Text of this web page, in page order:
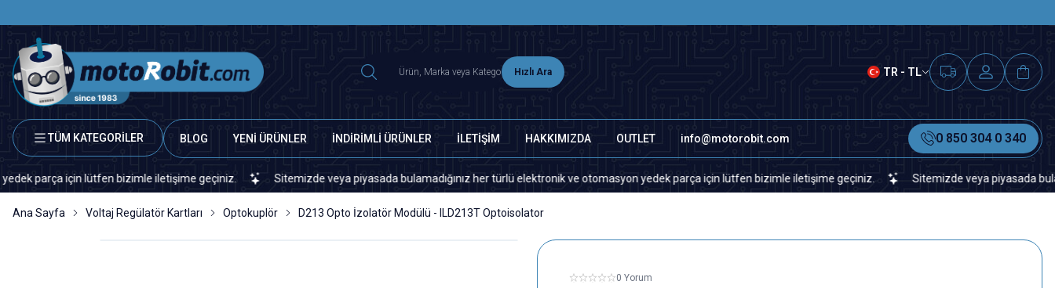
Hızlı Ara TR - TL
TÜM KATEGORİLER BLOG YENİ ÜRÜNLER İNDİRİMLİ ÜRÜNLER İLETİŞİM HAKKIMIZDA OUTLET info@motorobit.com 0 850 304 0 340
için lütfen bizimle iletişime geçiniz. Sitemizde veya piyasada bulamadığınız her türlü elektronik ve otomasyon yedek parça için lütfen bizimle iletişime geçiniz. Sitemizde veya piyasada
Ana Sayfa Voltaj Regülatör Kartları Optokuplör D213 Opto İzolatör Modülü - ILD213T Optoisolator
0 Yorum